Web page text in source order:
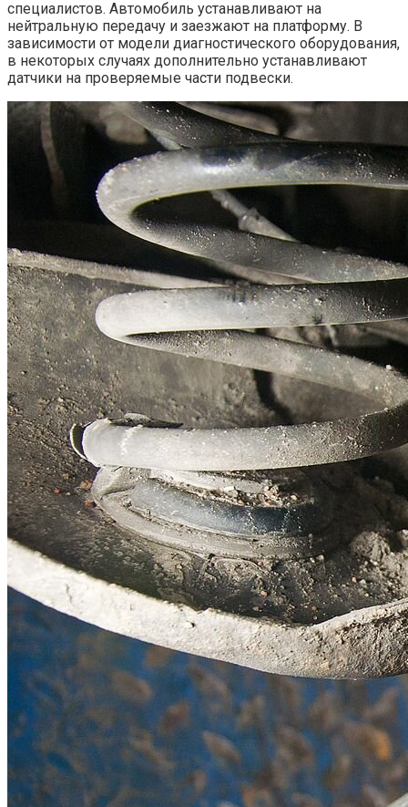
специалистов. Автомобиль устанавливают на
нейтральную передачу и заезжают на платформу. В
зависимости от модели диагностического оборудования,
в некоторых случаях дополнительно устанавливают
датчики на проверяемые части подвески.